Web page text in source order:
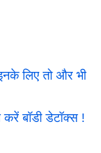
लिए तो और भी
करें बॉडी डेटॉक्स !